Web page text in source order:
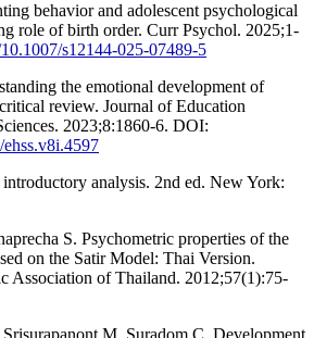
behavior and adolescent psychological
role of birth order. Curr Psychol. 2025;1-
s12144-025-07489-5
the emotional development of
review. Journal of Education
2023;8:1860-6. DOI:
introductory analysis. 2nd ed. New York:
S. Psychometric properties of the
on the Satir Model: Thai Version.
Association of Thailand. 2012;57(1):75-